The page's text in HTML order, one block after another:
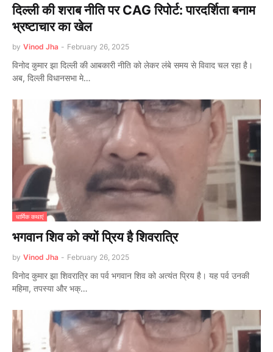
दिल्ली की शराब नीति पर CAG रिपोर्ट: पारदर्शिता बनाम
भ्रष्टाचार का खेल
by Vinod Jha - February 26, 2025
विनोद कुमार झा दिल्ली की आबकारी नीति को लेकर लंबे समय से विवाद चल रहा है।
अब, दिल्ली विधानसभा मे…
धार्मिक कथाएं
भगवान शिव को क्यों प्रिय है शिवरात्रि
by Vinod Jha - February 26, 2025
विनोद कुमार झा शिवरात्रि का पर्व भगवान शिव को अत्यंत प्रिय है। यह पर्व उनकी
महिमा, तपस्या और भक्…